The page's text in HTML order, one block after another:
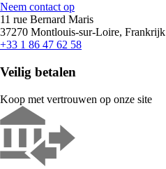
Neem contact op
11 rue Bernard Maris
37270 Montlouis-sur-Loire, Frankrijk
+33 1 86 47 62 58
Veilig betalen
Koop met vertrouwen op onze site